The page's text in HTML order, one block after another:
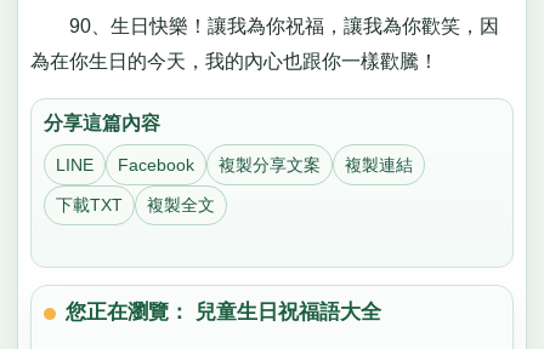
90、生日快樂！讓我為你祝福，讓我為你歡笑，因
為在你生日的今天，我的內心也跟你一樣歡騰！
分享這篇內容
LINE Facebook 複製分享文案 複製連結
下載TXT 複製全文
您正在瀏覽： 兒童生日祝福語大全